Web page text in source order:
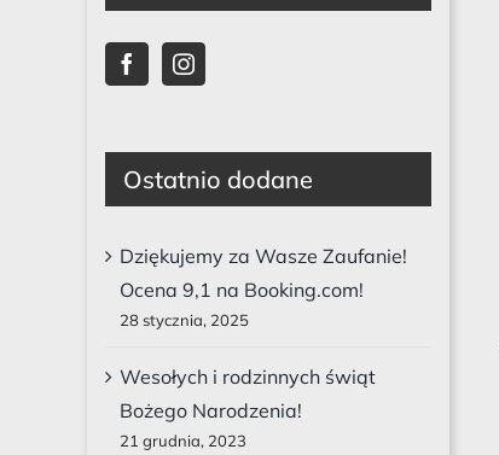
Ostatnio dodane
Dziękujemy za Wasze Zaufanie!
Ocena 9,1 na Booking.com!
28 stycznia, 2025
Wesołych i rodzinnych świąt
Bożego Narodzenia!
21 grudnia, 2023